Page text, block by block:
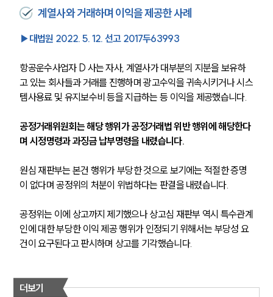
계열사와 거래하며 이익을 제공한 사례
▶대법원 2022. 5. 12. 선고 2017두63993
항공운수사업자 D 사는 자사, 계열사가 대부분의 지분을 보유하
고 있는 회사들과 거래를 진행하며 광고수익을 귀속시키거나 시스
템사용료 및 유지보수비 등을 지급하는 등 이익을 제공했습니다.
공정거래위원회는 해당 행위가 공정거래법 위반 행위에 해당한다
며 시정명령과 과징금 납부명령을 내렸습니다.
원심 재판부는 본건 행위가 부당한 것으로 보기에는 적절한 증명
이 없다며 공정위의 처분이 위법하다는 판결을 내렸습니다.
공정위는 이에 상고까지 제기했으나 상고심 재판부 역시 특수관계
인에 대한 부당한 이익 제공 행위가 인정되기 위해서는 부당성 요
건이 요구된다고 판시하며 상고를 기각했습니다.
더보기